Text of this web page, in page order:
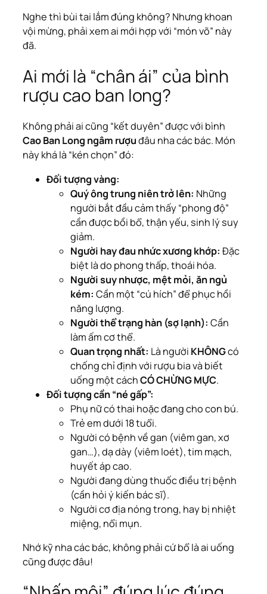
Nghe thì bùi tai lắm đúng không? Nhưng khoan
vội mừng, phải xem ai mới hợp với “món võ” này
đã.
Ai mới là “chân ái” của bình
rượu cao ban long?
Không phải ai cũng “kết duyên” được với bình
Cao Ban Long ngâm rượuđâu nha các bác. Món
này khá là “kén chọn” đó:
Đối tượng vàng:
Quý ông trung niên trở lên: Những
người bắt đầu cảm thấy “phong độ”
cần được bồi bổ, thận yếu, sinh lý suy
giảm.
Người hay đau nhức xương khớp: Đặc
biệt là do phong thấp, thoái hóa.
Người suy nhược, mệt mỏi, ăn ngủ
kém: Cần một “cú hích” để phục hồi
năng lượng.
Người thể trạng hàn (sợ lạnh): Cần
làm ấm cơ thể.
Quan trọng nhất: Là người KHÔNGcó
chống chỉ định với rượu bia và biết
uống một cáchCÓ CHỪNG MỰC.
Đối tượng cần “né gấp”:
Phụ nữ có thai hoặc đang cho con bú.
Trẻ em dưới 18 tuổi.
Người có bệnh về gan (viêm gan, xơ
gan…), dạ dày (viêm loét), tim mạch,
huyết áp cao.
Người đang dùng thuốc điều trị bệnh
(cần hỏi ý kiến bác sĩ).
Người cơ địa nóng trong, hay bị nhiệt
miệng, nổi mụn.
Nhớ kỹ nha các bác, không phải cứ bổ là ai uống
cũng được đâu!